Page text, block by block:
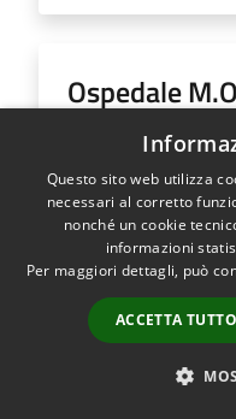
Ospedale
Generale
IndirizzoVia
Ospedale M.O.
LEGGI DI PIÙ
Questo sito web utilizza
necessari al corretto
nonché un cookie
informazioni
Per maggiori dettagli, può
ACCETTA TUTTO